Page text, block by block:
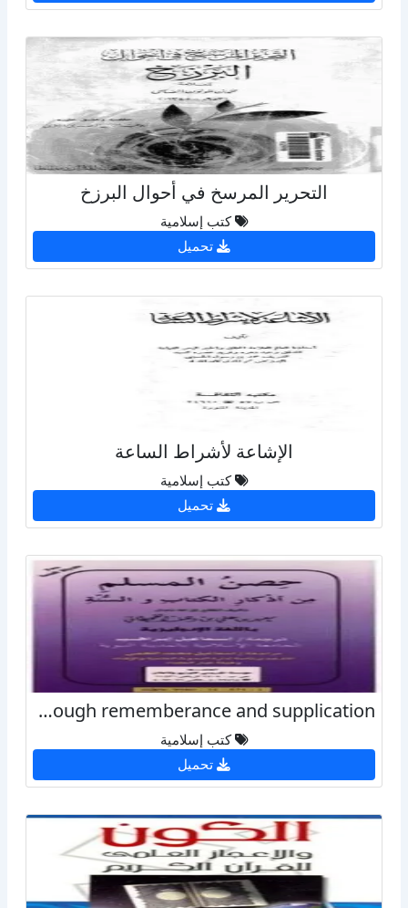
التحرير المرسخ في أحوال البرزخ
كتب إسلامية
تحميل
الإشاعة لأشراط الساعة
كتب إسلامية
تحميل
fortification of the muslim from evil through rememberance and supplication حصن المسلم
كتب إسلامية
تحميل